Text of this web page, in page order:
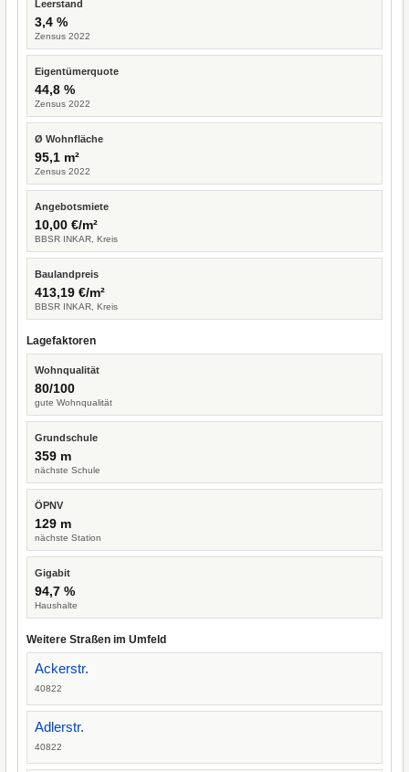
Leerstand
3,4 %
Zensus 2022
Eigentümerquote
44,8 %
Zensus 2022
Ø Wohnfläche
95,1 m²
Zensus 2022
Angebotsmiete
10,00 €/m²
BBSR INKAR, Kreis
Baulandpreis
413,19 €/m²
BBSR INKAR, Kreis
Lagefaktoren
Wohnqualität
80/100
gute Wohnqualität
Grundschule
359 m
nächste Schule
ÖPNV
129 m
nächste Station
Gigabit
94,7 %
Haushalte
Weitere Straßen im Umfeld
Ackerstr.
40822
Adlerstr.
40822